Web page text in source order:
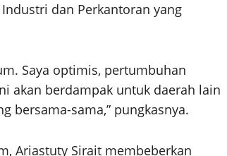
dan Perkantoran yang
Saya optimis, pertumbuhan
akan berdampak untuk daerah lain
bersama-sama,” pungkasnya.
Ariastuty Sirait membeberkan